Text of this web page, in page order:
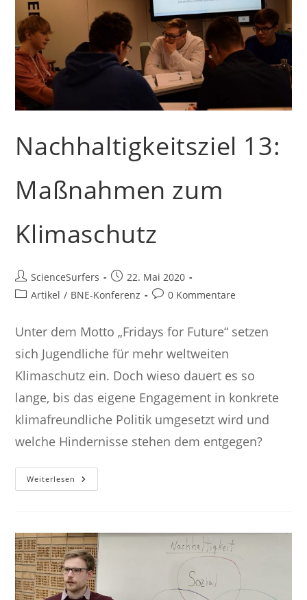
Nachhaltigkeitsziel 13:
Maßnahmen zum
Klimaschutz
Beitrags-
Autor:
ScienceSurfers
Beitrag
veröffentlicht:
22. Mai 2020
Beitrags-
Artikel / BNE-Konferenz
Beitrags-
0 Kommentare
Unter dem Motto „Fridays for Future“ setzen
sich Jugendliche für mehr weltweiten
Klimaschutz ein. Doch wieso dauert es so
lange, bis das eigene Engagement in konkrete
klimafreundliche Politik umgesetzt wird und
welche Hindernisse stehen dem entgegen?
Weiterlesen Nachhaltigkeitsziel
13: